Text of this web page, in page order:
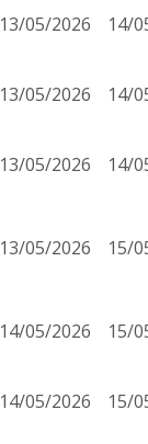
13/05/2026 14/
13/05/2026 14/
13/05/2026 14/
13/05/2026 15/
14/05/2026 15/
14/05/2026 15/